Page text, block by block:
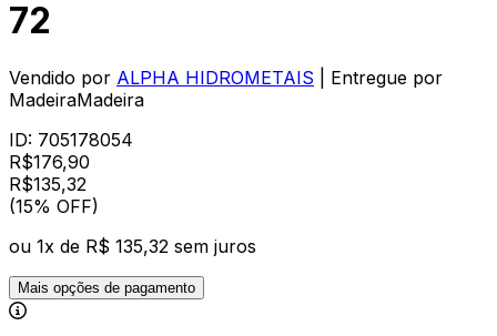
72
Vendido por ALPHA HIDROMETAIS
| Entregue por
MadeiraMadeira
ID: 705178054
R$176,90
R$135,32
(15% OFF)
ou 1x de R$ 135,32 sem juros
Mais opções de pagamento